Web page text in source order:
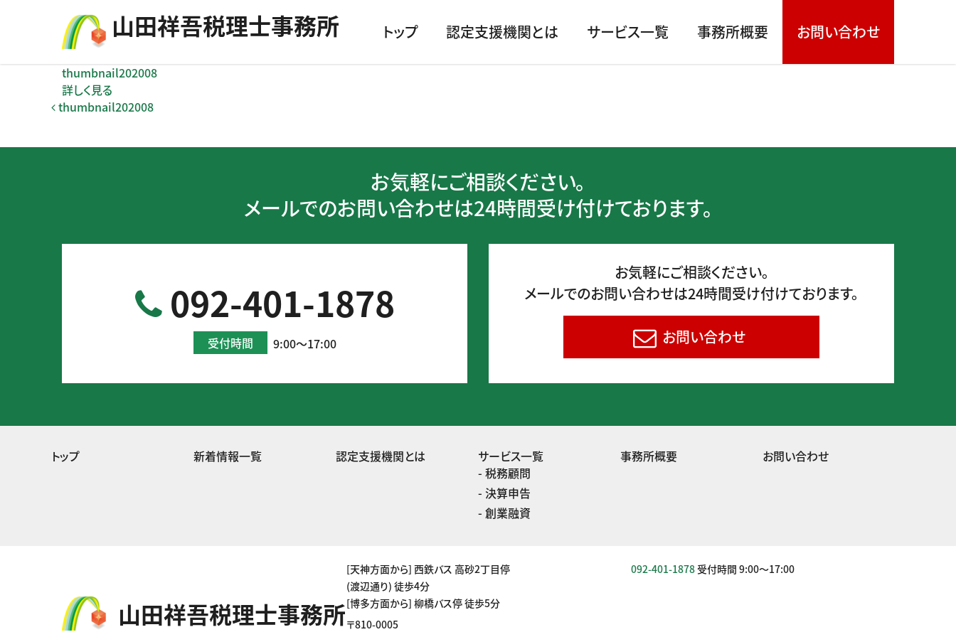
⼭⽥祥吾税理⼠事務所 トップ 認定支援機関とは サービス一覧 事務所概要 お問い合わせ
thumbnail202008
詳しく見る
投稿ナビゲーション
thumbnail202008
お気軽にご相談ください。
メールでのお問い合わせは24時間受け付けております。
092-401-1878
受付時間 9:00～17:00
お気軽にご相談ください。
メールでのお問い合わせは24時間受け付けております。
お問い合わせ
トップ 新着情報一覧 認定支援機関とは
サービス一覧
税務顧問
決算申告
創業融資
事務所概要 お問い合わせ
⼭⽥祥吾税理⼠事務所
[天神方面から] 西鉄バス 高砂2丁目停
(渡辺通り) 徒歩4分
[博多方面から] 柳橋バス停 徒歩5分
〒810-0005
092-401-1878 受付時間 9:00～17:00